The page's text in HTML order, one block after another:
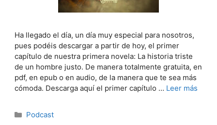
Ha llegado el día, un día muy especial para nosotros,
pues podéis descargar a partir de hoy, el primer
capítulo de nuestra primera novela: La historia triste
de un hombre justo. De manera totalmente gratuita, en
pdf, en epub o en audio, de la manera que te sea más
cómoda. Descarga aquí el primer capítulo … Leer más
Categorías
Podcast